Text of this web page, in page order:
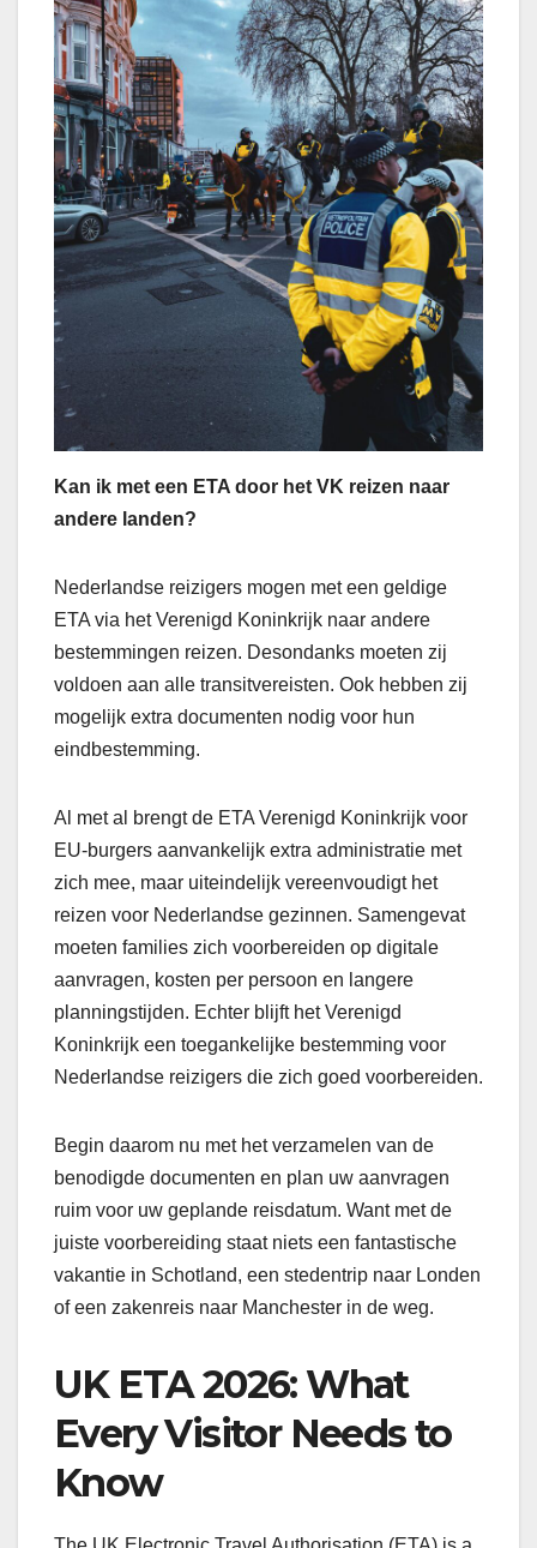
Kan ik met een ETA door het VK reizen naar
andere landen?
Nederlandse reizigers mogen met een geldige
ETA via het Verenigd Koninkrijk naar andere
bestemmingen reizen. Desondanks moeten zij
voldoen aan alle transitvereisten. Ook hebben zij
mogelijk extra documenten nodig voor hun
eindbestemming.
Al met al brengt de ETA Verenigd Koninkrijk voor
EU-burgers aanvankelijk extra administratie met
zich mee, maar uiteindelijk vereenvoudigt het
reizen voor Nederlandse gezinnen. Samengevat
moeten families zich voorbereiden op digitale
aanvragen, kosten per persoon en langere
planningstijden. Echter blijft het Verenigd
Koninkrijk een toegankelijke bestemming voor
Nederlandse reizigers die zich goed voorbereiden.
Begin daarom nu met het verzamelen van de
benodigde documenten en plan uw aanvragen
ruim voor uw geplande reisdatum. Want met de
juiste voorbereiding staat niets een fantastische
vakantie in Schotland, een stedentrip naar Londen
of een zakenreis naar Manchester in de weg.
UK ETA 2026: What
Every Visitor Needs to
Know